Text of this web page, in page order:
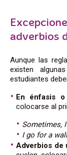
adverbios
Aunque las
existen
estudiantes
En énfasis
colocarse al
Sometimes,
I go for a
Adverbios de